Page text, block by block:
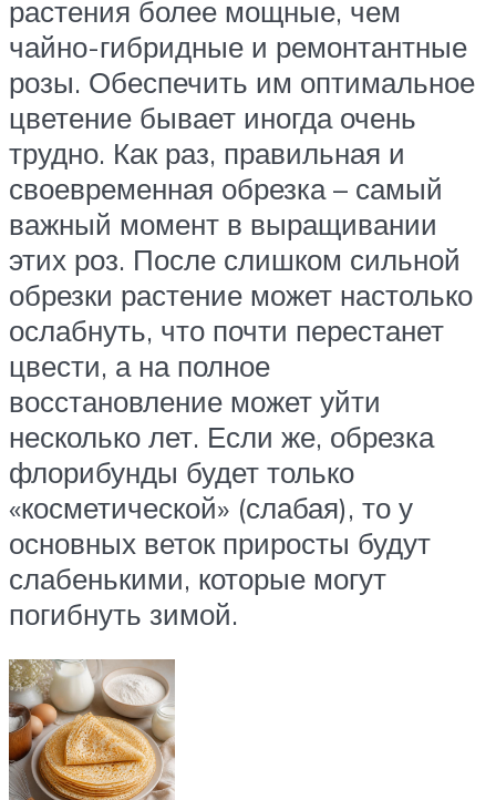
растения более мощные, чем
чайно-гибридные и ремонтантные
розы. Обеспечить им оптимальное
цветение бывает иногда очень
трудно. Как раз, правильная и
своевременная обрезка – самый
важный момент в выращивании
этих роз. После слишком сильной
обрезки растение может настолько
ослабнуть, что почти перестанет
цвести, а на полное
восстановление может уйти
несколько лет. Если же, обрезка
флорибунды будет только
«косметической» (слабая), то у
основных веток приросты будут
слабенькими, которые могут
погибнуть зимой.